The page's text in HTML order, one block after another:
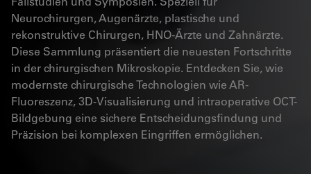
Neurochirurgen, Augenärzte, plastische und
rekonstruktive Chirurgen, HNO-Ärzte und Zahnärzte.
Diese Sammlung präsentiert die neuesten Fortschritte
in der chirurgischen Mikroskopie. Entdecken Sie, wie
modernste chirurgische Technologien wie AR-
Fluoreszenz, 3D-Visualisierung und intraoperative OCT-
Bildgebung eine sichere Entscheidungsfindung und
Präzision bei komplexen Eingriffen ermöglichen.